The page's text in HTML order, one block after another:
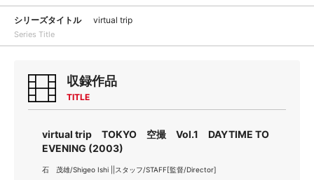
シリーズタイトル
Series Title
virtual trip
収録作品
TITLE
virtual trip TOKYO 空撮 Vol.1 DAYTIME TO
EVENING (2003)
石 茂雄/Shigeo Ishi ||スタッフ/STAFF[監督/Director]